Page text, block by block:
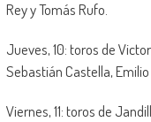
Rey y Tomás Rufo.
Jueves, 10: toros de
Sebastián Castella,
Viernes, 11: toros de